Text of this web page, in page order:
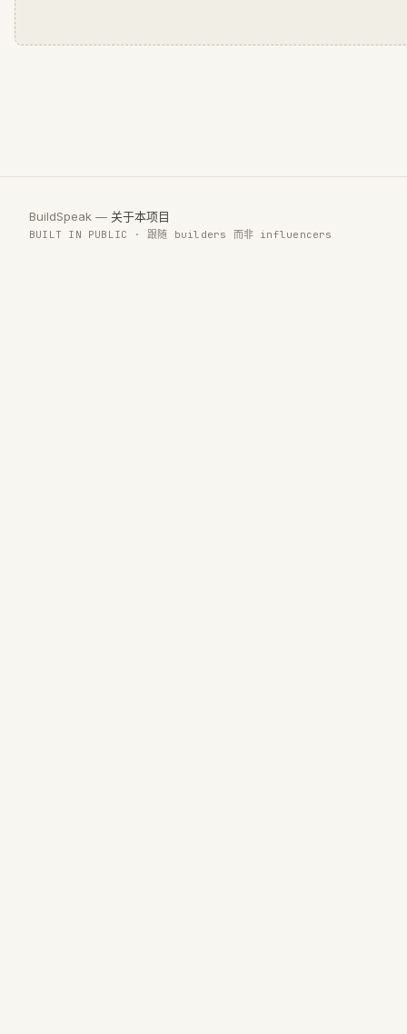
BuildSpeak — 关于本项目
BUILT IN PUBLIC · 跟随 builders 而非 influencers